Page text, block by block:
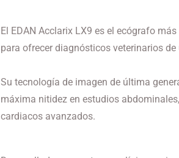
El EDAN Acclarix LX9 es el ecógrafo
para ofrecer diagnósticos veterinarios
Su tecnología de imagen de última
máxima nitidez en estudios
cardiacos avanzados.